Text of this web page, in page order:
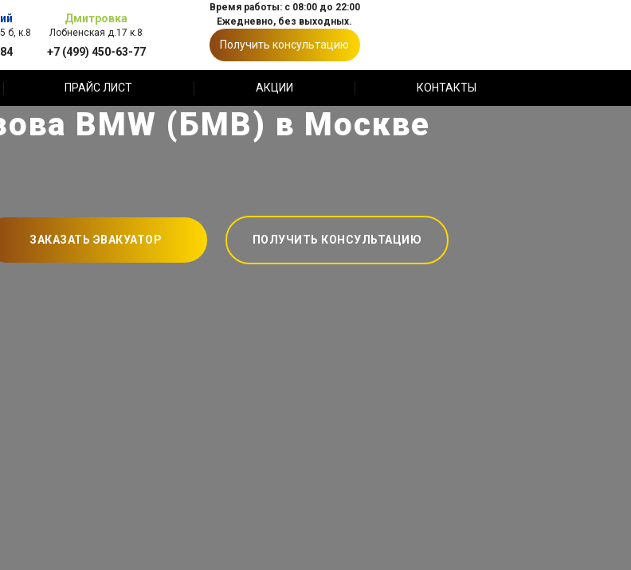
б, к.8
Дмитровка
Лобненская д.17 к.8
+7 (499) 450-63-77
Время работы: с 08:00 до 22:00
Ежедневно, без выходных.
Получить консультацию
ПРАЙС ЛИСТ АКЦИИ КОНТАКТЫ
BMW (БМВ) в Москве
ЗАКАЗАТЬ ЭВАКУАТОР ПОЛУЧИТЬ КОНСУЛЬТАЦИЮ